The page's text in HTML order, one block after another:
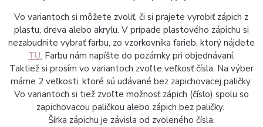
Vo variantoch si môžete zvoliť, či si prajete vyrobiť zápich z
plastu, dreva alebo akrylu. V prípade plastového zápichu si
nezabudnite vybrať farbu, zo vzorkovníka farieb, ktorý nájdete
TU. Farbu nám napíšte do pozámky pri objednávaní.
Taktiež si prosím vo variantoch zvoľte veľkosť čísla. Na výber
máme 2 veľkosti, ktoré sú udávané bez zapichovacej paličky.
Vo variantoch si tiež zvoľte možnosť zápich (číslo) spolu so
zapichovacou paličkou alebo zápich bez paličky.
Šírka zápichu je závisla od zvoleného čísla.